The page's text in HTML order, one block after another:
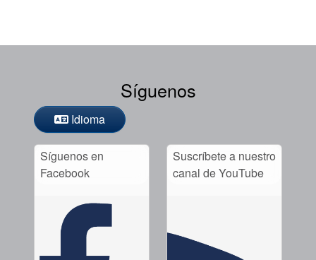
Síguenos
Idioma
Síguenos en
Facebook
Suscríbete a nuestro
canal de YouTube